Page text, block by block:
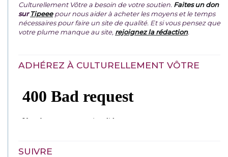
Culturellement Vôtre a besoin de votre soutien. Faites un don
surTipeeepour nous aider à acheter les moyens et le temps
nécessaires pour faire un site de qualité. Et si vous pensez que
votre plume manque au site, rejoignez la rédaction.
ADHÉREZ À CULTURELLEMENT VÔTRE
SUIVRE